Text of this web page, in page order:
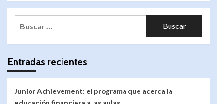
Entradas recientes
Junior Achievement: el programa que acerca la